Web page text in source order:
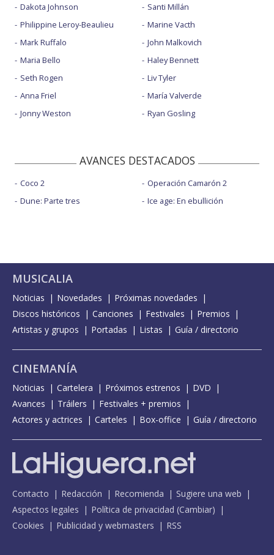
Dakota Johnson
Philippine Leroy-Beaulieu
Mark Ruffalo
Maria Bello
Seth Rogen
Anna Friel
Jonny Weston
Santi Millán
Marine Vacth
John Malkovich
Haley Bennett
Liv Tyler
María Valverde
Ryan Gosling
AVANCES DESTACADOS
Coco 2
Dune: Parte tres
Operación Camarón 2
Ice age: En ebullición
MUSICALIA
Noticias Novedades
Próximas novedades
Discos históricos
Canciones Festivales
Premios
Artistas y grupos
Portadas Listas Guía / directorio
CINEMANÍA
Noticias Cartelera Próximos estrenos
DVD
Avances
Tráilers
Festivales + premios
Actores y actrices
Carteles Box-office Guía / directorio
Contacto Redacción Recomienda
Sugiere una web
Aspectos legales
Política de privacidad (Cambiar)
Cookies
Publicidad y webmasters RSS